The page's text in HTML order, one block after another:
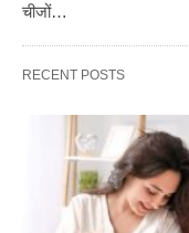
चीजों…
RECENT POSTS